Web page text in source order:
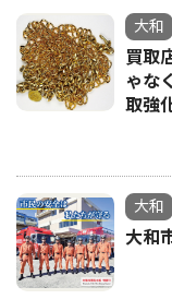
大和
買取
ゃな
取強
大和
大和